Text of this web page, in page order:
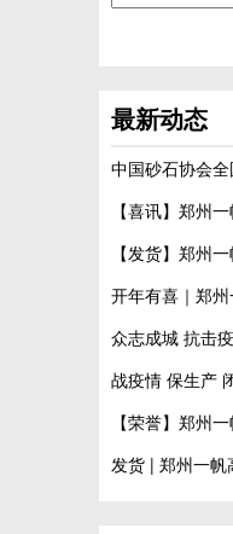
最新动态
中国砂石协会
【喜讯】郑州
【发货】郑州
开年有喜｜郑
众志成城 抗击
战疫情 保生产
【荣誉】郑州
发货 | 郑州一帆